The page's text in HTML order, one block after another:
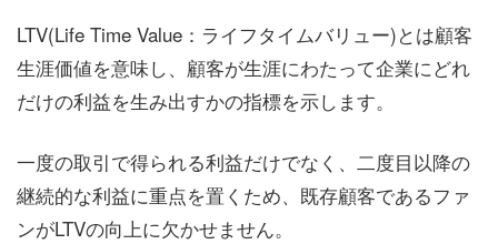
LTV(Life Time Value：ライフタイムバリュー)とは顧客
生涯価値を意味し、顧客が生涯にわたって企業にどれ
だけの利益を生み出すかの指標を示します。
一度の取引で得られる利益だけでなく、二度目以降の
継続的な利益に重点を置くため、既存顧客であるファ
ンがLTVの向上に欠かせません。